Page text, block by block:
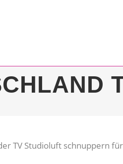
TV Studioluft schnuppern